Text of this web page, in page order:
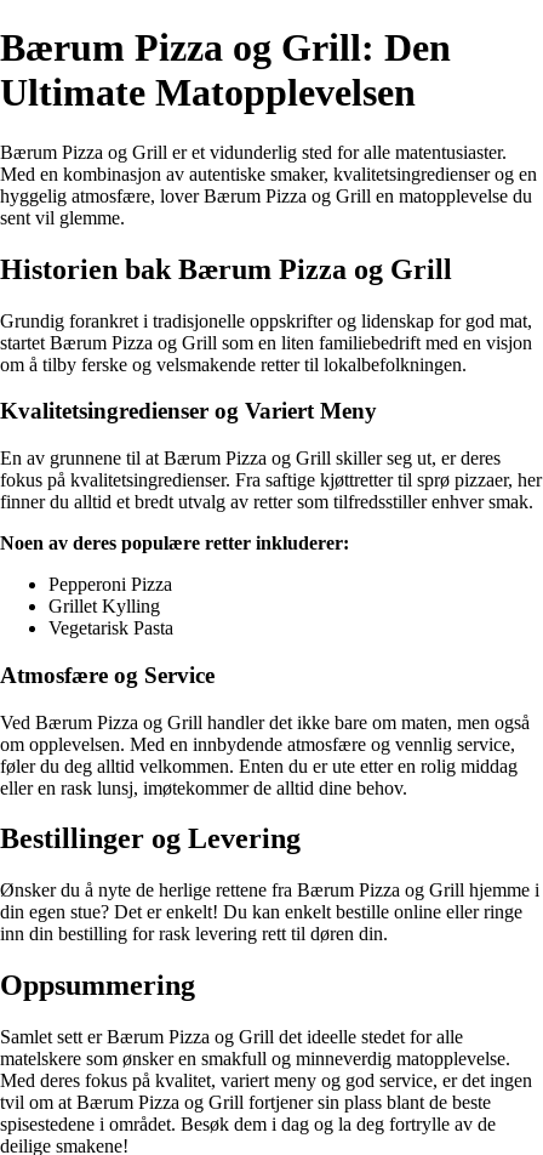
Bærum Pizza og Grill: Den
Ultimate Matopplevelsen
Bærum Pizza og Grill er et vidunderlig sted for alle matentusiaster.
Med en kombinasjon av autentiske smaker, kvalitetsingredienser og en
hyggelig atmosfære, lover Bærum Pizza og Grill en matopplevelse du
sent vil glemme.
Historien bak Bærum Pizza og Grill
Grundig forankret i tradisjonelle oppskrifter og lidenskap for god mat,
startet Bærum Pizza og Grill som en liten familiebedrift med en visjon
om å tilby ferske og velsmakende retter til lokalbefolkningen.
Kvalitetsingredienser og Variert Meny
En av grunnene til at Bærum Pizza og Grill skiller seg ut, er deres
fokus på kvalitetsingredienser. Fra saftige kjøttretter til sprø pizzaer, her
finner du alltid et bredt utvalg av retter som tilfredsstiller enhver smak.
Noen av deres populære retter inkluderer:
Pepperoni Pizza
Grillet Kylling
Vegetarisk Pasta
Atmosfære og Service
Ved Bærum Pizza og Grill handler det ikke bare om maten, men også
om opplevelsen. Med en innbydende atmosfære og vennlig service,
føler du deg alltid velkommen. Enten du er ute etter en rolig middag
eller en rask lunsj, imøtekommer de alltid dine behov.
Bestillinger og Levering
Ønsker du å nyte de herlige rettene fra Bærum Pizza og Grill hjemme i
din egen stue? Det er enkelt! Du kan enkelt bestille online eller ringe
inn din bestilling for rask levering rett til døren din.
Oppsummering
Samlet sett er Bærum Pizza og Grill det ideelle stedet for alle
matelskere som ønsker en smakfull og minneverdig matopplevelse.
Med deres fokus på kvalitet, variert meny og god service, er det ingen
tvil om at Bærum Pizza og Grill fortjener sin plass blant de beste
spisestedene i området. Besøk dem i dag og la deg fortrylle av de
deilige smakene!